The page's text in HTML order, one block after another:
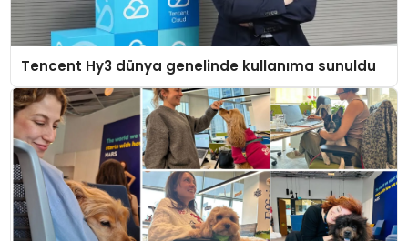
Tencent Hy3 dünya genelinde kullanıma sunuldu